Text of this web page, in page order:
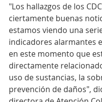
"Los hallazgos de los
ciertamente buenas
estamos viendo una
indicadores alarmantes
en este momento que
directamente
uso de sustancias, la
prevención de daños",